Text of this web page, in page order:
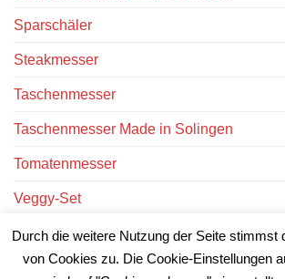
Sparschäler
Steakmesser
Taschenmesser
Taschenmesser Made in Solingen
Tomatenmesser
Veggy-Set
Victorinox Messer
Victorinox Uhren
Durch die weitere Nutzung der Seite stimmst
von Cookies zu. Die Cookie-Einstellungen